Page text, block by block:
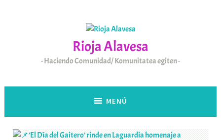
Rioja Alavesa
Haciendo Comunidad/ Komunitatea egiten
MENÚ